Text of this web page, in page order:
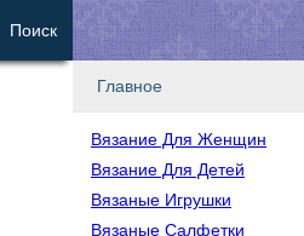
Главное
Вязание Для Женщин
Вязание Для Детей
Вязаные Игрушки
Вязаные Салфетки
Поиск